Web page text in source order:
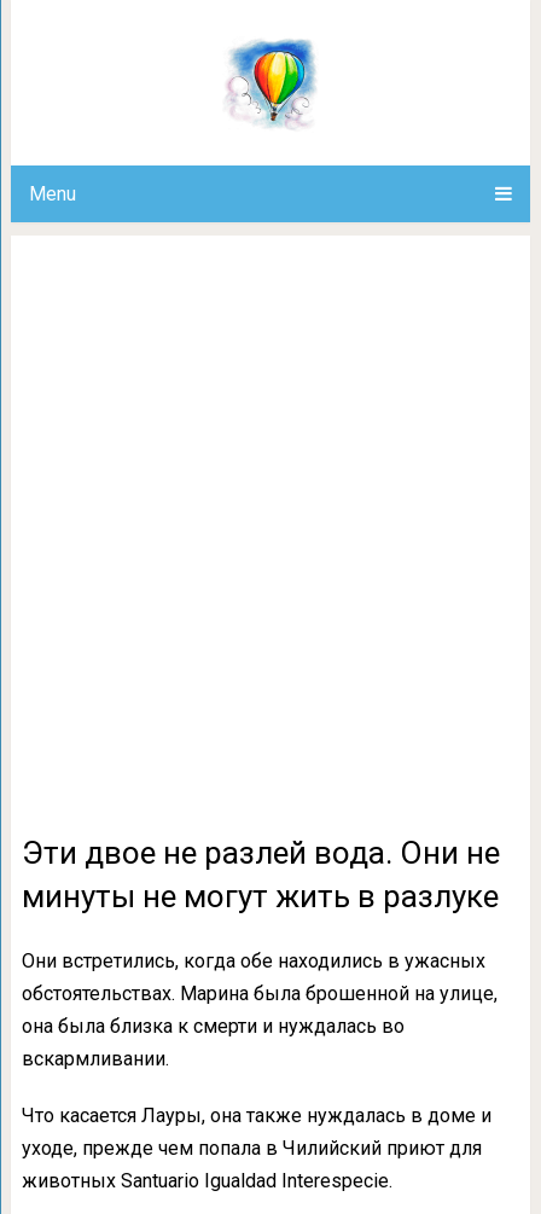
Menu
Эти двое не разлей вода. Они не
Эти двое не разлей вода. Они не
минуты не могут жить в разлуке
Они встретились, когда обе находились в ужасных
обстоятельствах. Марина была брошенной на улице,
она была близка к смерти и нуждалась во
вскармливании.
Что касается Лауры, она также нуждалась в доме и
уходе, прежде чем попала в Чилийский приют для
животных Santuario Igualdad Interespecie.